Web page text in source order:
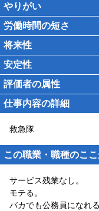
やりがい
労働時間の短さ
将来性
安定性
評価者の属性
仕事内容の詳細
救急隊
この職業・職種のこ
サービス残業なし。
モテる。
バカでも公務員になれる